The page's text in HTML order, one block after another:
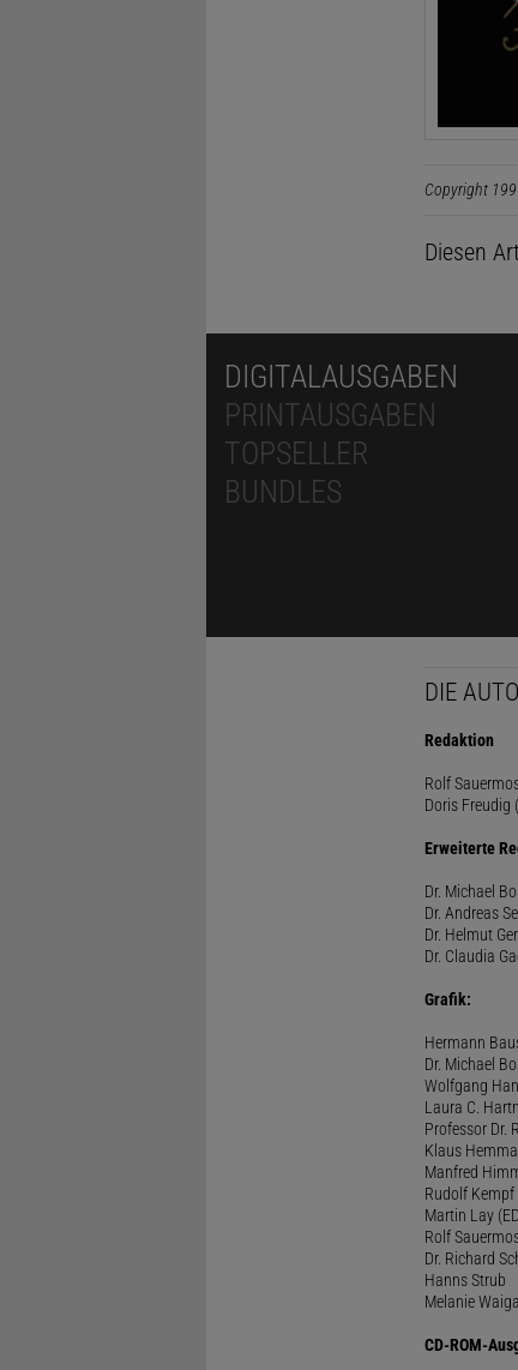
Copyright
Diesen
DIGITALAUSGABEN
PRINTAUSGABEN
TOPSELLER
BUNDLES
DIE
Redaktion
Rolf
Doris Freudig
Erweiterte
Dr. Michael
Dr. Andreas
Dr. Helmut
Dr. Claudia
Grafik:
Hermann
Dr. Michael
Wolfgang
Laura C.
Professor Dr.
Klaus
Manfred
Rudolf Kempf
Martin Lay
Rolf
Dr. Richard
Hanns Strub
Melanie
CD-ROM-